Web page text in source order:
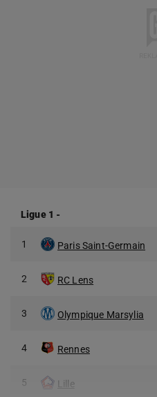
Ligue 1 -
1 Paris Saint-Germain
2 RC Lens
3 Olympique Marsylia
4 Rennes
5 Lille